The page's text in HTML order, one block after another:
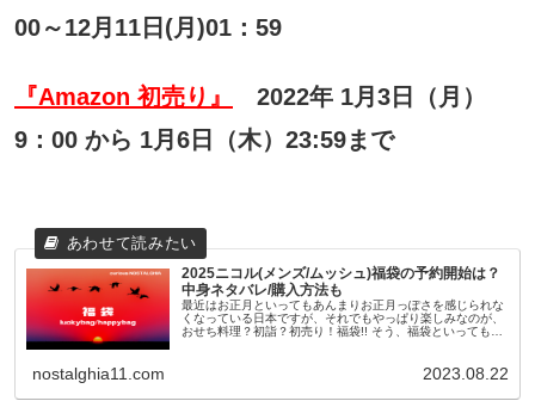
00～12月11日(月)01：59
『Amazon 初売り』
2022年 1月3日（月）
9：00 から 1月6日（木）23:59まで
2025ニコル(メンズ/ムッシュ)福袋の予約開始は？
中身ネタバレ/購入方法も
最近はお正月といってもあんまりお正月っぽさを感じられな
くなっている日本ですが、それでもやっぱり楽しみなのが、
おせち料理？初詣？初売り！福袋!! そう、福袋といっても最
nostalghia11.com 2023.08.22